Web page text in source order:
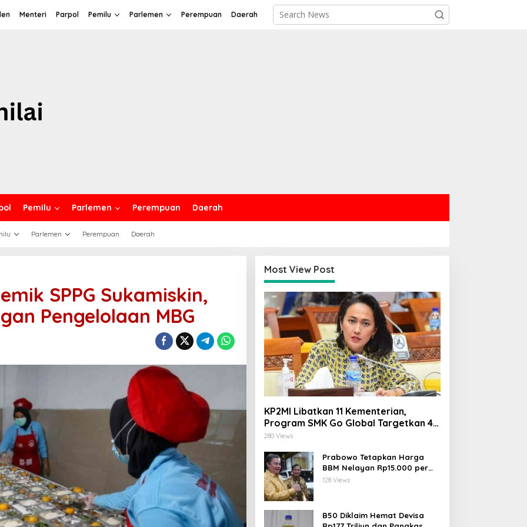
Menteri Parpol Pemilu Parlemen Perempuan Daerah
Pemilu Parlemen Perempuan Daerah
Parlemen Perempuan Daerah
SPPG Sukamiskin,
Pengelolaan MBG
Most View Post
KP2MI Libatkan 11 Kementerian,
Program SMK Go Global Targetkan 40
Ribu Peserta Tahun Ini
280 Views
Prabowo Tetapkan Harga
BBM Nelayan Rp15.000 per
Liter, Berlaku untuk Kapal 30-
128 Views
B50 Diklaim Hemat Devisa